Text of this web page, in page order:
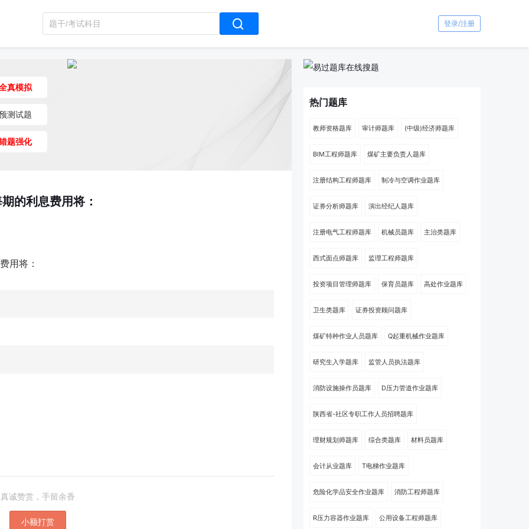
登录/注册
真模拟
测试题
题强化
的利息费用将：
用将：
真诚赞赏，手留余香
小额打赏
热门题库
教师资格题库 审计师题库 (中级)经济师题库
BIM工程师题库 煤矿主要负责人题库
注册结构工程师题库 制冷与空调作业题库
证券分析师题库 演出经纪人题库
注册电气工程师题库 机械员题库 主治类题库
西式面点师题库 监理工程师题库
投资项目管理师题库 保育员题库 高处作业题库
卫生类题库 证券投资顾问题库
煤矿特种作业人员题库 Q起重机械作业题库
研究生入学题库 监管人员执法题库
消防设施操作员题库 D压力管道作业题库
陕西省-社区专职工作人员招聘题库
理财规划师题库 综合类题库 材料员题库
会计从业题库 T电梯作业题库
危险化学品安全作业题库 消防工程师题库
R压力容器作业题库 公用设备工程师题库